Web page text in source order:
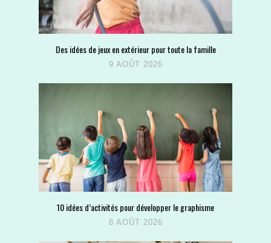
Des idées de jeux en extérieur pour toute la famille
9 AOÛT 2026
10 idées d’activités pour développer le graphisme
8 AOÛT 2026